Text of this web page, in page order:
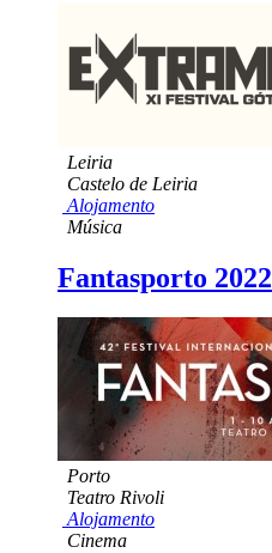
Leiria
Castelo de Leiria
Alojamento
Música
Fantasporto 2022
Porto
Teatro Rivoli
Alojamento
Cinema